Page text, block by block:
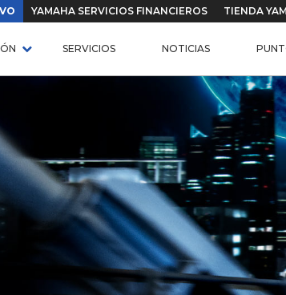
YAMAHA SERVICIOS FINANCIEROS TIENDA
SERVICIOS NOTICIAS